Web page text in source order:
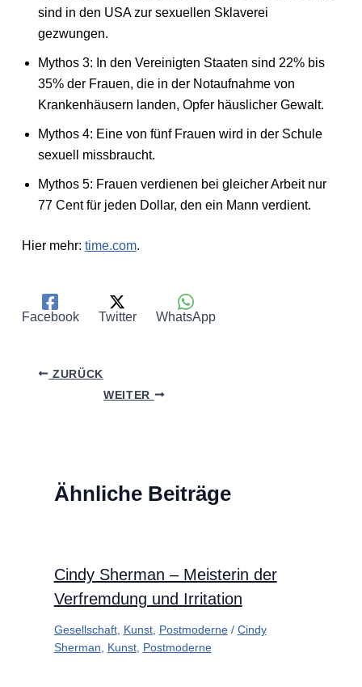
sind in den USA zur sexuellen Sklaverei
gezwungen.
Mythos 3: In den Vereinigten Staaten sind 22% bis
35% der Frauen, die in der Notaufnahme von
Krankenhäusern landen, Opfer häuslicher Gewalt.
Mythos 4: Eine von fünf Frauen wird in der Schule
sexuell missbraucht.
Mythos 5: Frauen verdienen bei gleicher Arbeit nur
77 Cent für jeden Dollar, den ein Mann verdient.
Hier mehr: time.com.
Facebook Twitter WhatsApp
ZURÜCK
WEITER
Ähnliche Beiträge
Cindy Sherman – Meisterin der
Verfremdung und Irritation
Gesellschaft, Kunst, Postmoderne/ Cindy
Sherman, Kunst, Postmoderne